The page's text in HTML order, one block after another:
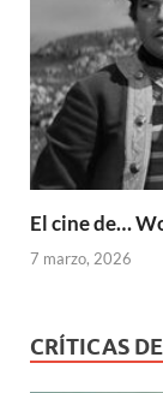
El cine de…
7 marzo, 2026
CRÍTICAS